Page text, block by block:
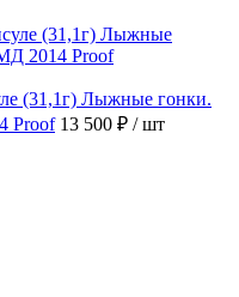
(31,1г) Лыжные гонки.
Proof 13 500 ₽ / шт